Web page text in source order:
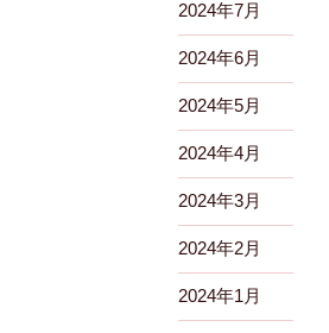
2024年7月
2024年6月
2024年5月
2024年4月
2024年3月
2024年2月
2024年1月